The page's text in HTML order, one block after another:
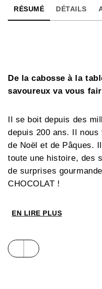
RÉSUMÉ DÉTAILS
De la cabosse à la
savoureux va vous
Il se boit depuis des
depuis 200 ans. Il
de Noël et de Pâques.
toute une histoire, des
de surprises
CHOCOLAT !
EN LIRE PLUS